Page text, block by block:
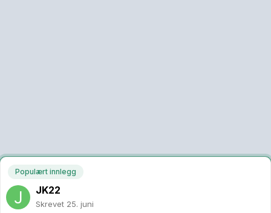
Populært innlegg
JK22
Skrevet 25. juni